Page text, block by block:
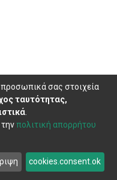
User
Send
Feedback
σας στοιχεία
ταυτότητας,
πολιτική απορρήτου
cookies.consent.ok